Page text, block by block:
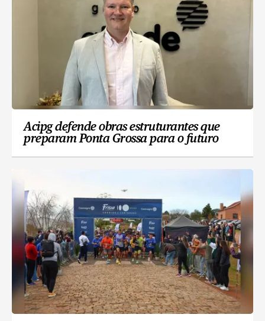
Acipg defende obras estruturantes que
preparam Ponta Grossa para o futuro